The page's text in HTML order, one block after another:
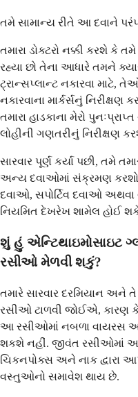
તમે સામાન્ય રીતે આ દવાને
તમારા ડોક્ટરો નક્કી કરશે કે
રહ્યા છો તેના આધારે તમને
ટ્રાન્સપ્લાન્ટ નકારવા માટે,
નકારવાના માર્કર્સનું
તમારા હાડકાના મેરો
લોહીની ગણતરીનું નિરીક્ષણ
સારવાર પૂર્ણ કર્યા પછી, તમે
અન્ય દવાઓમાં સંક્રમણ
દવાઓ, સપોર્ટિવ દવાઓ અથવા
નિયમિત દેખરેખ શામેલ હોઈ
શું હું એન્ટિથાઇમોસાઇટ
રસીઓ મેળવી શકું?
તમારે સારવાર દરમિયાન અને
રસીઓ ટાળવી જોઈએ, કારણ કે
આ રસીઓમાં નબળા વાયરસ
શકશે નહીં. જીવંત રસીઓમાં
ચિકનપોક્સ અને નાક દ્વારા
વસ્તુઓનો સમાવેશ થાય છે.